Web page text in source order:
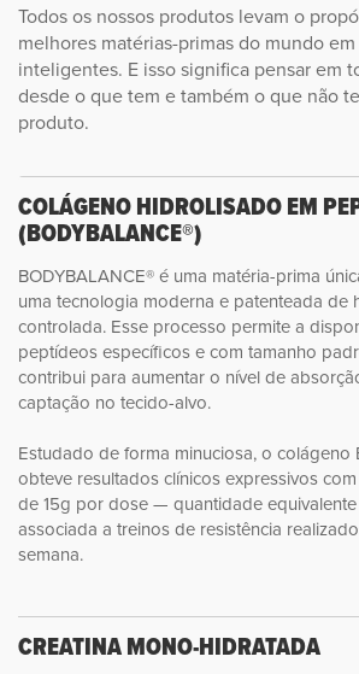
Todos os nossos produtos levam o
melhores matérias-primas do mundo
inteligentes. E isso significa pensar em
desde o que tem e também o que não
produto.
COLÁGENO HIDROLISADO EM PEPTÍDEOS
(BODYBALANCE®)
BODYBALANCE® é uma matéria-prima
uma tecnologia moderna e patenteada de
controlada. Esse processo permite a
peptídeos específicos e com tamanho
contribui para aumentar o nível de
captação no tecido-alvo.
Estudado de forma minuciosa, o colágeno
obteve resultados clínicos expressivos
de 15g por dose — quantidade
associada a treinos de resistência
semana.
CREATINA MONO-HIDRATADA